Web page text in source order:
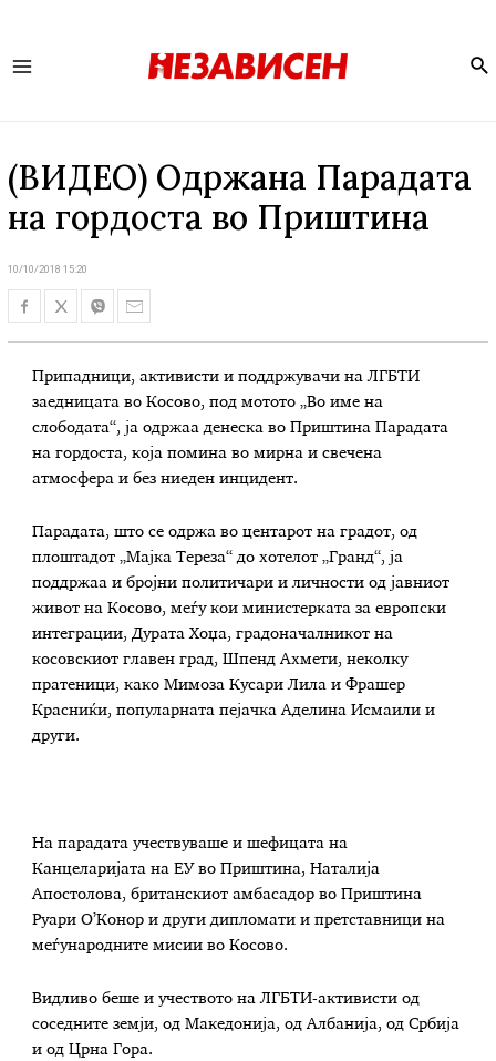
(ВИДЕО) Одржана Парадата
на гордоста во Приштина
10/10/2018 15:20
Припадници, активисти и поддржувачи на ЛГБТИ
заедницата во Косово, под мотото „Во име на
слободата“, ја одржаа денеска во Приштина Парадата
на гордоста, која помина во мирна и свечена
атмосфера и без ниеден инцидент.
Парадата, што се одржа во центарот на градот, од
плоштадот „Мајка Тереза“ до хотелот „Гранд“, ја
поддржаа и бројни политичари и личности од јавниот
живот на Косово, меѓу кои министерката за европски
интеграции, Дурата Хоџа, градоначалникот на
косовскиот главен град, Шпенд Ахмети, неколку
пратеници, како Мимоза Кусари Лила и Фрашер
Красниќи, популарната пејачка Аделина Исмаили и
други.
На парадата учествуваше и шефицата на
Канцеларијата на ЕУ во Приштина, Наталија
Апостолова, британскиот амбасадор во Приштина
Руари О’Конор и други дипломати и претставници на
меѓународните мисии во Косово.
Видливо беше и учеството на ЛГБТИ-активисти од
соседните земји, од Македонија, од Албанија, од Србија
и од Црна Гора.